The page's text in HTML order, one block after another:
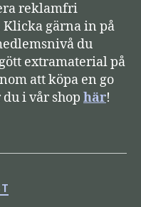
reklamfri
gärna in på
du
extramaterial på
att köpa en go
i vår shop här!